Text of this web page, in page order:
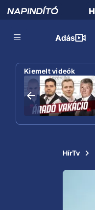
Adás
Kiemelt videók
HírTv